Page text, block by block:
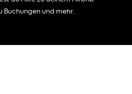
Buchungen und mehr.